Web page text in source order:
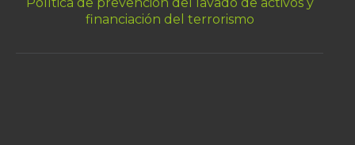
financiación del terrorismo